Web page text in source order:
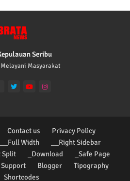
Seribu
Masyarakat
Contact us
Privacy Policy
__Full Width
__Right Sidebar
Split _Download
_Safe Page
Support Blogger
Tipography
Shortcodes